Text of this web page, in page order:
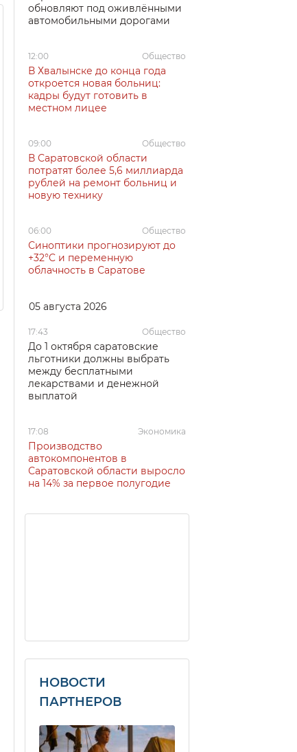
обновляют под оживлёнными
автомобильными дорогами
12:00 Общество
В Хвалынске до конца года
откроется новая больниц:
кадры будут готовить в
местном лицее
09:00 Общество
В Саратовской области
потратят более 5,6 миллиарда
рублей на ремонт больниц и
новую технику
06:00 Общество
Синоптики прогнозируют до
+32°C и переменную
облачность в Саратове
05 августа 2026
17:43 Общество
До 1 октября саратовские
льготники должны выбрать
между бесплатными
лекарствами и денежной
выплатой
17:08 Экономика
Производство
автокомпонентов в
Саратовской области выросло
на 14% за первое полугодие
НОВОСТИ
ПАРТНЕРОВ